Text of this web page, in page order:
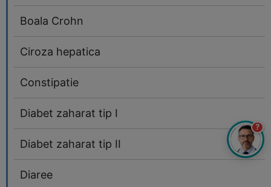
Boala Crohn
Ciroza hepatica
Constipatie
Diabet zaharat tip I
Diabet zaharat tip II
Diaree
?